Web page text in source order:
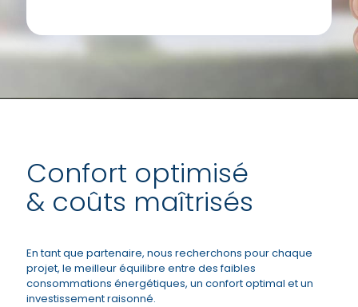
Confort optimisé
& coûts maîtrisés
En tant que partenaire, nous recherchons pour chaque
projet, le meilleur équilibre entre des faibles
consommations énergétiques, un confort optimal et un
investissement raisonné.